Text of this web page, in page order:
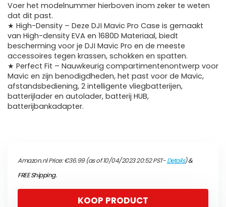
Voer het modelnummer hierboven inom zeker te weten
dat dit past.
★ High-Density – Deze DJI Mavic Pro Case is gemaakt
van High-density EVA en 1680D Materiaal, biedt
bescherming voor je DJI Mavic Pro en de meeste
accessoires tegen krassen, schokken en spatten.
★ Perfect Fit – Nauwkeurig compartimentenontwerp voor
Mavic en zijn benodigdheden, het past voor de Mavic,
afstandsbediening, 2 intelligente vliegbatterijen,
batterijlader en autolader, batterij HUB,
batterijbankadapter.
Amazon.nl Price:€36.99(as of 10/04/2023 20:52 PST-Details)&
FREE Shipping.
KOOP PRODUCT